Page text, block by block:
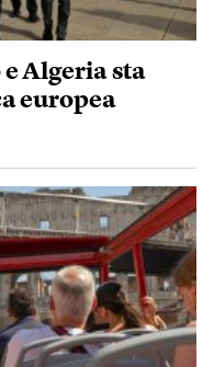
Algeria sta
europea